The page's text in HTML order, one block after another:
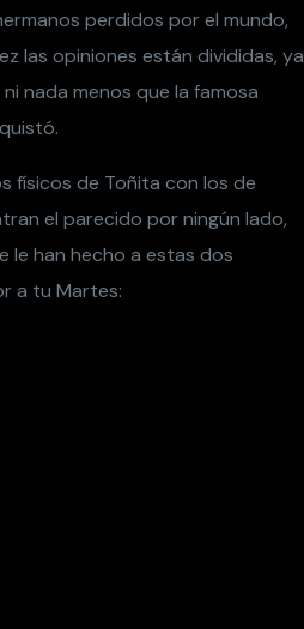
perdidos por el mundo,
las opiniones están divididas, ya
nada menos que la famosa
físicos de Toñita con los de
el parecido por ningún lado,
le han hecho a estas dos
a tu Martes: